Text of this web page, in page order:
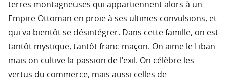
terres montagneuses qui appartiennent alors à un
Empire Ottoman en proie à ses ultimes convulsions, et
qui va bientôt se désintégrer. Dans cette famille, on est
tantôt mystique, tantôt franc-maçon. On aime le Liban
mais on cultive la passion de l’exil. On célèbre les
vertus du commerce, mais aussi celles de